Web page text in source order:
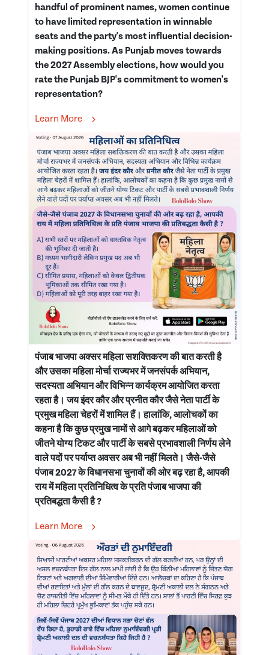
handful of prominent names, women continue
to have limited representation in winnable
seats and the party's most influential decision-
making positions. As Punjab moves towards
the 2027 Assembly elections, how would you
rate the Punjab BJP's commitment to women's
representation?
Learn More
पंजाब भाजपा अक्सर महिला सशक्तिकरण की बात करती है
और उसका महिला मोर्चा राज्यभर में जनसंपर्क अभियान,
सदस्यता अभियान और विभिन्न कार्यक्रम आयोजित करता
रहता है। जय इंदर कौर और प्रनीत कौर जैसे नेता पार्टी के
प्रमुख महिला चेहरों में शामिल हैं। हालांकि, आलोचकों का
कहना है कि कुछ प्रमुख नामों से आगे बढ़कर महिलाओं को
जीतने योग्य टिकट और पार्टी के सबसे प्रभावशाली निर्णय लेने
वाले पदों पर पर्याप्त अवसर अब भी नहीं मिलते। जैसे-जैसे
पंजाब 2027 के विधानसभा चुनावों की ओर बढ़ रहा है, आपकी
राय में महिला प्रतिनिधित्व के प्रति पंजाब भाजपा की
प्रतिबद्धता कैसी है ?
Learn More